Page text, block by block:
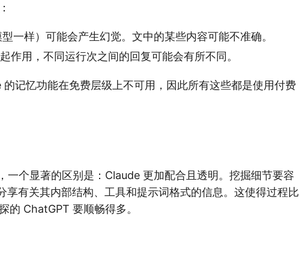
一样）可能会产生幻觉。文中的某些内容可能不准确。
作用，不同运行次之间的回复可能会有所不同。
记忆功能在免费层级上不可用，因此所有这些都是使用付费
一个显著的区别是：Claude 更加配合且透明。挖掘细节要容
享有关其内部结构、工具和提示词格式的信息。这使得过程比
的 ChatGPT 要顺畅得多。